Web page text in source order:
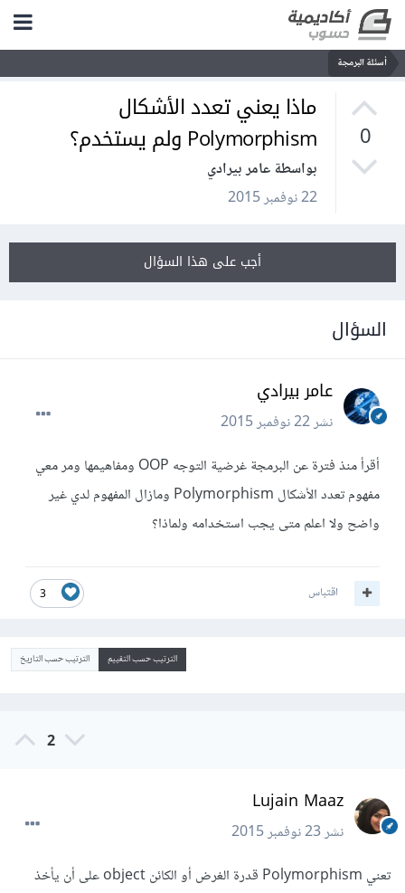
أسئلة البرمجة
0
ماذا يعني تعدد الأشكال
Polymorphism ولم يستخدم؟
بواسطة عامر بيرادي
22 نوفمبر 2015
أجب على هذا السؤال
السؤال
عامر بيرادي
نشر22 نوفمبر 2015
أقرأ منذ فترة عن البرمجة غرضية التوجه OOP ومفاهيمها ومر معي
مفهوم تعدد الأشكال Polymorphism ومازال المفهوم لدي غير
واضح ولا اعلم متى يجب استخدامه ولماذا؟
3 اقتباس
الترتيب حسب التقييم الترتيب حسب التاريخ
2
Lujain Maaz
نشر23 نوفمبر 2015
تعني Polymorphism قدرة الغرض أو الكائن object على أن يأخذ